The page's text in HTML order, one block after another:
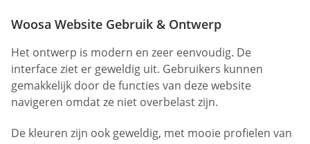
Woosa Website Gebruik & Ontwerp
Het ontwerp is modern en zeer eenvoudig. De
interface ziet er geweldig uit. Gebruikers kunnen
gemakkelijk door de functies van deze website
navigeren omdat ze niet overbelast zijn.
De kleuren zijn ook geweldig, met mooie profielen van